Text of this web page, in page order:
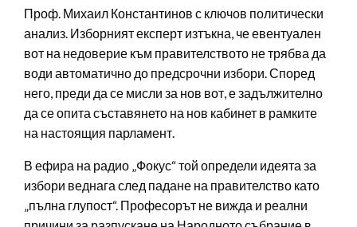
Проф. Михаил Константинов с ключов политически
анализ. Изборният експерт изтъкна, че евентуален
вот на недоверие към правителството не трябва да
води автоматично до предсрочни избори. Според
него, преди да се мисли за нов вот, е задължително
да се опита съставянето на нов кабинет в рамките
на настоящия парламент.
В ефира на радио „Фокус“ той определи идеята за
избори веднага след падане на правителство като
„пълна глупост“. Професорът не вижда и реални